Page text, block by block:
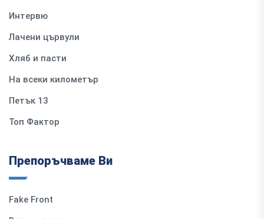
Интервю
Лачени цървули
Хляб и пасти
На всеки километър
Петък 13
Топ Фактор
Препоръчваме Ви
Fake Front